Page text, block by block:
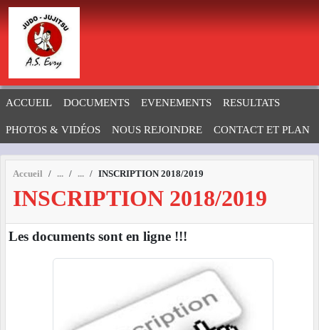
ACCUEIL DOCUMENTS EVENEMENTS RESULTATS
PHOTOS & VIDÉOS NOUS REJOINDRE CONTACT ET PLAN
Accueil INSCRIPTION 2018/2019
INSCRIPTION 2018/2019
Les documents sont en ligne !!!
Panneau de gestion des cookies